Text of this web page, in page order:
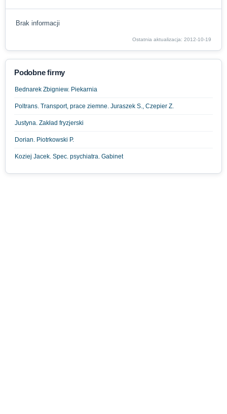
Brak informacji
Ostatnia aktualizacja: 2012-10-19
Podobne firmy
Bednarek Zbigniew. Piekarnia
Poltrans. Transport, prace ziemne. Juraszek S., Czepier Z.
Justyna. Zakład fryzjerski
Dorian. Piotrkowski P.
Koziej Jacek. Spec. psychiatra. Gabinet